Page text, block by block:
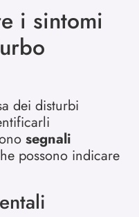
i sintomi
dei disturbi
segnali
possono indicare